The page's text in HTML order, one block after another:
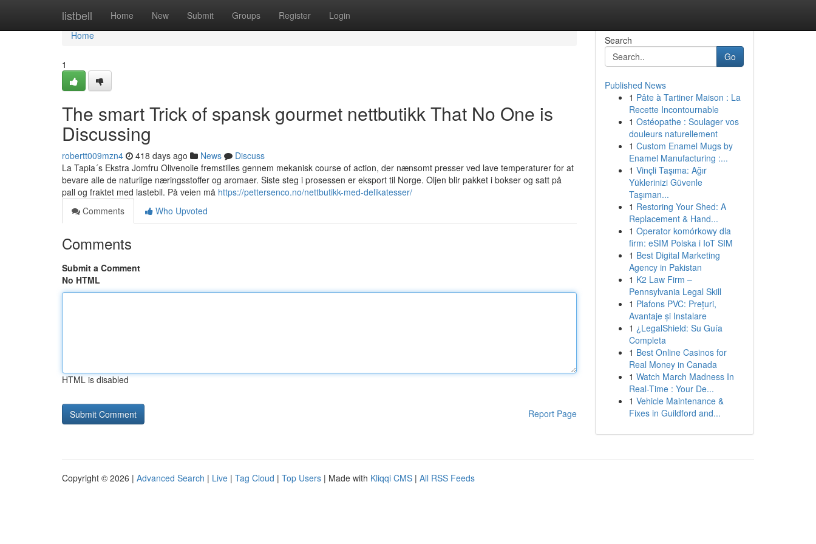
listbell Home New Submit Groups Register Login
Home
Home
1
The smart Trick of spansk gourmet nettbutikk That No One is
Discussing
robertt009mzn4 418 days ago News
Discuss
La Tapia´s Ekstra Jomfru Olivenolie fremstilles gennem mekanisk course of action, der nænsomt presser ved lave temperaturer for at
bevare alle de naturlige næringsstoffer og aromaer. Siste steg i prosessen er eksport til Norge. Oljen blir pakket i bokser og satt på
pall og fraktet med lastebil. På veien må https://pettersenco.no/nettbutikk-med-delikatesser/
Comments
Who Upvoted
Comments
Submit a Comment
No HTML
HTML is disabled
Report Page
Search
Go
Published News
1 Pâte à Tartiner Maison : La
Recette Incontournable
1 Ostéopathe : Soulager vos
douleurs naturellement
1 Custom Enamel Mugs by
Enamel Manufacturing :...
1 Vinçli Taşıma: Ağır
Yüklerinizi Güvenle
Taşıman...
1 Restoring Your Shed: A
Replacement & Hand...
1 Operator komórkowy dla
firm: eSIM Polska i IoT SIM
1 Best Digital Marketing
Agency in Pakistan
1 K2 Law Firm –
Pennsylvania Legal Skill
1 Plafons PVC: Prețuri,
Avantaje și Instalare
1 ¿LegalShield: Su Guía
Completa
1 Best Online Casinos for
Real Money in Canada
1 Watch March Madness In
Real-Time : Your De...
1 Vehicle Maintenance &
Fixes in Guildford and...
Copyright © 2026 | Advanced Search | Live | Tag Cloud | Top Users | Made with Kliqqi CMS | All RSS Feeds